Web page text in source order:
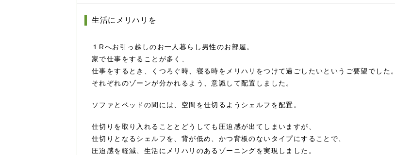
生活にメリハリを
１Rへお引っ越しのお一人暮らし男性のお部屋。
家で仕事をすることが多く、
仕事をするとき、くつろぐ時、寝る時をメリハリをつけて過ごしたいというご要望でした。
それぞれのゾーンが分かれるよう、意識して配置しました。
ソファとベッドの間には、空間を仕切るようシェルフを配置。
仕切りを取り入れることとどうしても圧迫感が出てしまいますが、
仕切りとなるシェルフを、背が低め、かつ背板のないタイプにすることで、
圧迫感を軽減、生活にメリハリのあるゾーニングを実現しました。